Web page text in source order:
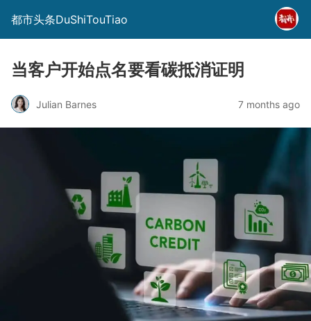
都市头条DuShiTouTiao
当客户开始点名要看碳抵消证明
Julian Barnes 7 months ago